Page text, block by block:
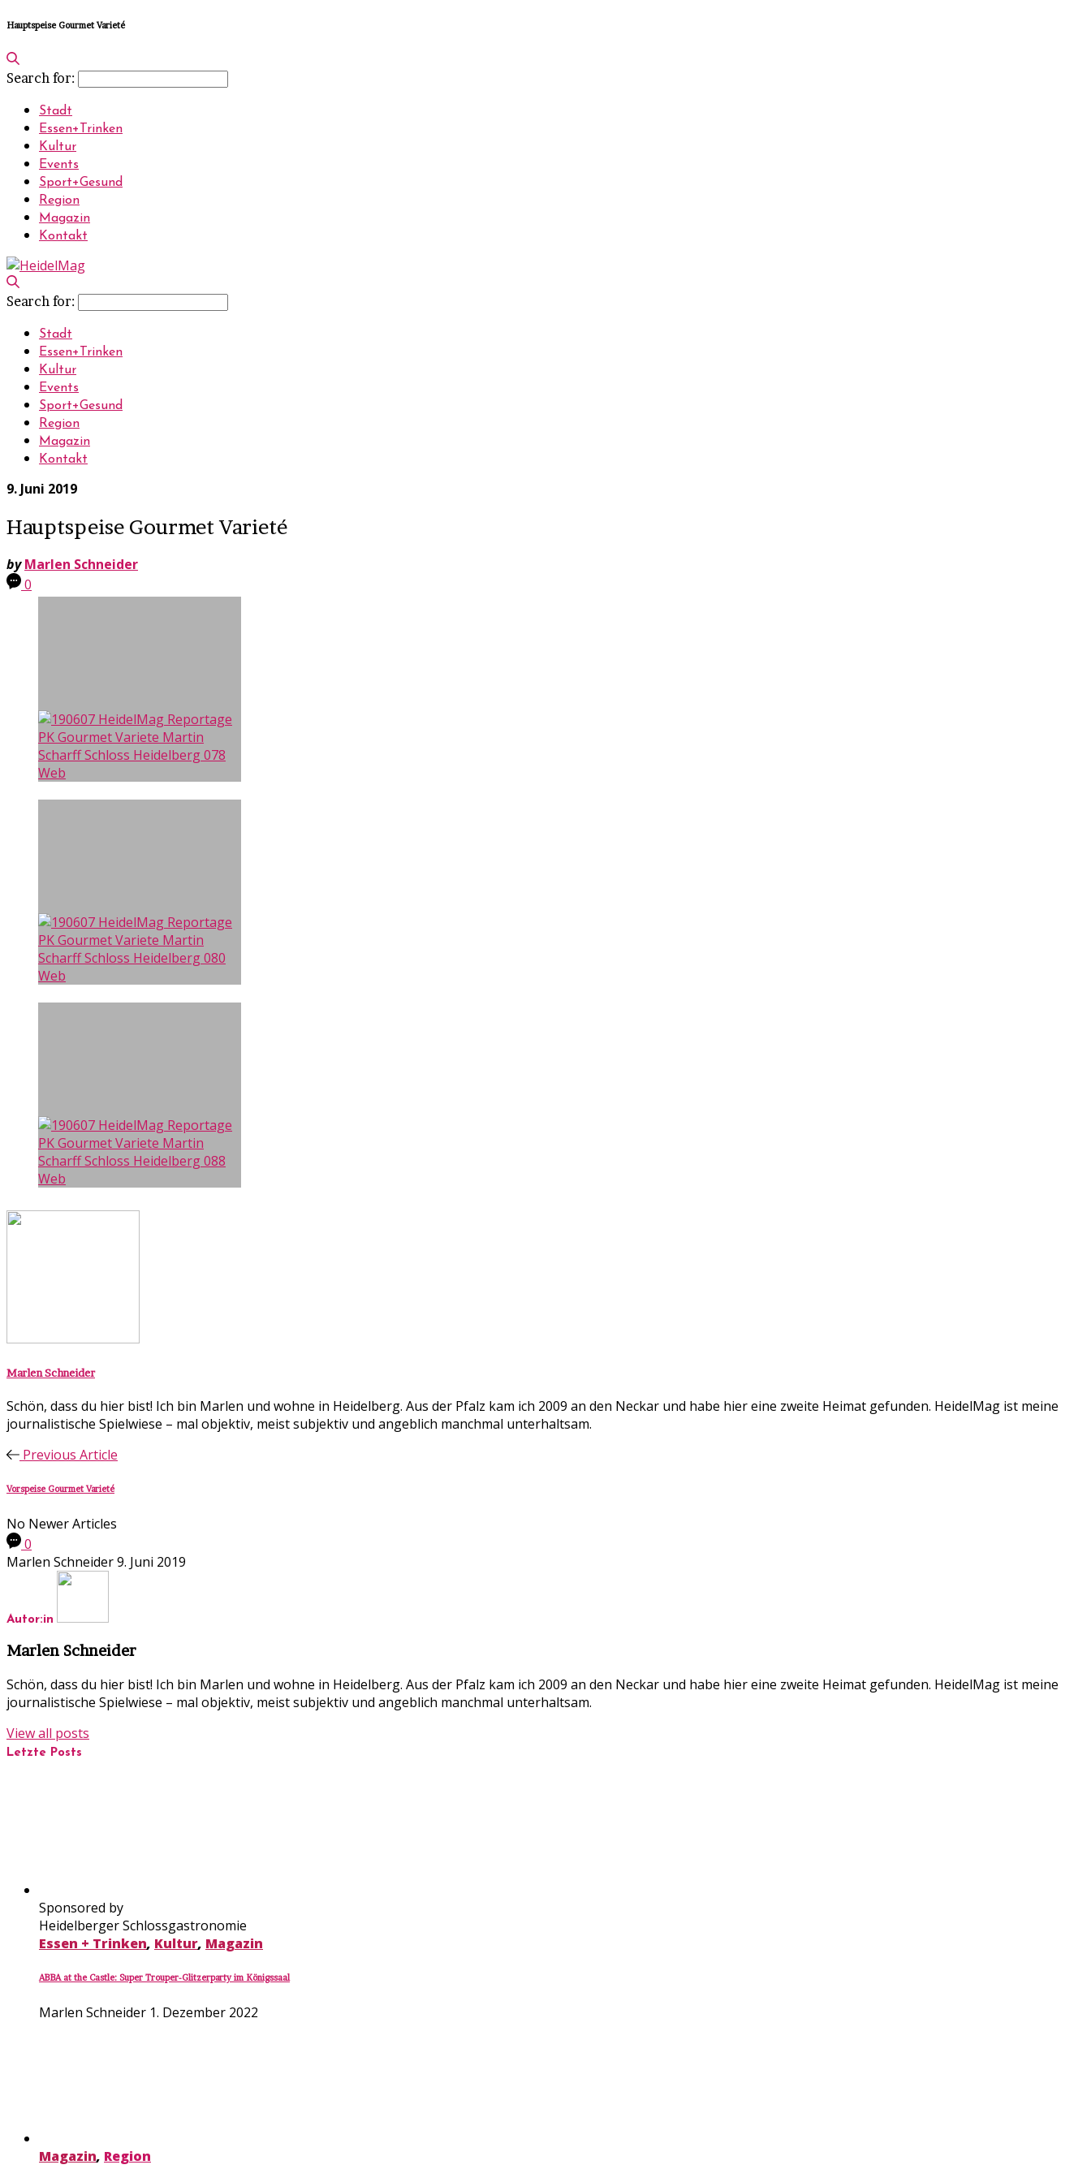
Hauptspeise Gourmet Varieté
Search for:
Stadt
Essen+Trinken
Kultur
Events
Sport+Gesund
Region
Magazin
Kontakt
Search for:
Stadt
Essen+Trinken
Kultur
Events
Sport+Gesund
Region
Magazin
Kontakt
9. Juni 2019
Hauptspeise Gourmet Varieté
by Marlen Schneider
0
Marlen Schneider
Schön, dass du hier bist! Ich bin Marlen und wohne in Heidelberg. Aus der Pfalz kam ich 2009 an den Neckar und habe hier eine zweite Heimat gefunden. HeidelMag ist meine
journalistische Spielwiese – mal objektiv, meist subjektiv und angeblich manchmal unterhaltsam.
Previous Article
Vorspeise Gourmet Varieté
No Newer Articles
0
Marlen Schneider9. Juni 2019
Autor:in
Marlen Schneider
Schön, dass du hier bist! Ich bin Marlen und wohne in Heidelberg. Aus der Pfalz kam ich 2009 an den Neckar und habe hier eine zweite Heimat gefunden. HeidelMag ist meine
journalistische Spielwiese – mal objektiv, meist subjektiv und angeblich manchmal unterhaltsam.
View all posts
Letzte Posts
Sponsored by
Heidelberger Schlossgastronomie
Essen + Trinken, Kultur, Magazin
ABBA at the Castle: Super Trouper-Glitzerparty im Königssaal
Marlen Schneider 1. Dezember 2022
Magazin, Region